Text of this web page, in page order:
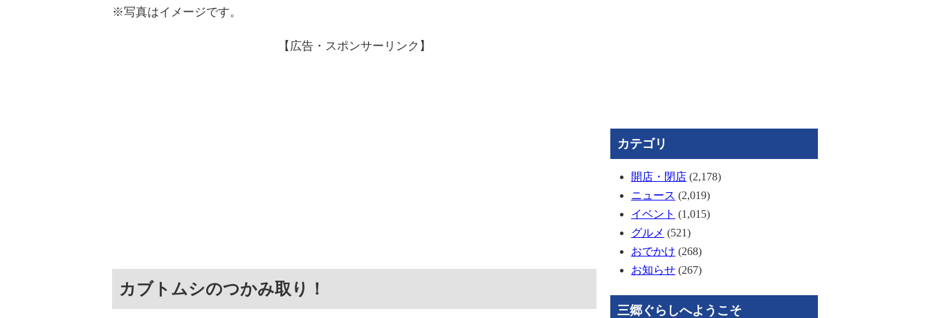
※写真はイメージです。
【広告・スポンサーリンク】
カブトムシのつかみ取り！
カテゴリ
開店・閉店 (2,178)
ニュース (2,019)
イベント (1,015)
グルメ (521)
おでかけ (268)
お知らせ (267)
三郷ぐらしへようこそ